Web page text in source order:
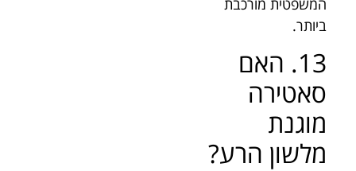
ביותר.
13. האם
סאטירה
מוגנת
מלשון הרע?